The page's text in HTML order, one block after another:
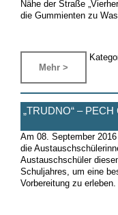
Nähe der Straße
die Gummienten zu
Mehr >
„TRUDNO“ –
Am 08. September
die
Austauschschüler
Schuljahres, um eine
Vorbereitung zu erleben.